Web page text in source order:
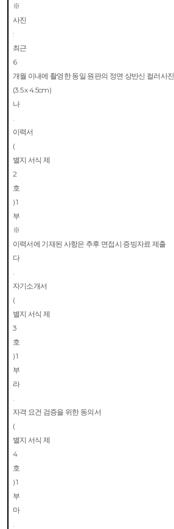
※
사진
:
최근
6
개월 이내에 촬영한 동일 원판의 정면 상반신 컬러사진
(3.5 x 4.5cm)
나
이력서
(
별지 서식 제
2
호
) 1
부
※
이력서에 기재된 사항은 추후 면접시 증빙자료 제출
다
자기소개서
(
별지 서식 제
3
호
) 1
부
라
자격 요건 검증을 위한 동의서
(
별지 서식 제
4
호
) 1
부
마